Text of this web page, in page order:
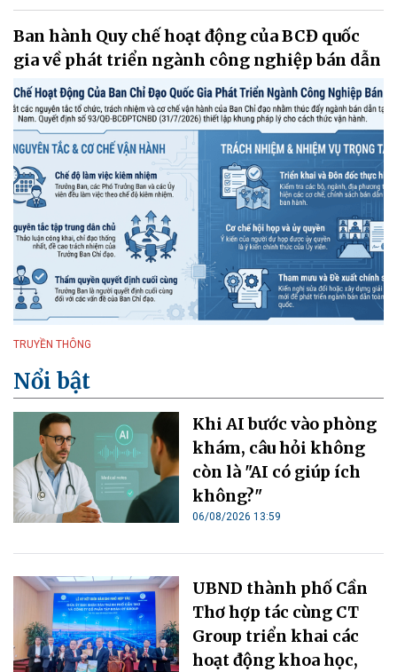
Ban hành Quy chế hoạt động của BCĐ quốc
gia về phát triển ngành công nghiệp bán dẫn
TRUYỀN THÔNG
Nổi bật
Khi AI bước vào phòng
khám, câu hỏi không
còn là "AI có giúp ích
không?"
06/08/2026 13:59
UBND thành phố Cần
Thơ hợp tác cùng CT
Group triển khai các
hoạt động khoa học,